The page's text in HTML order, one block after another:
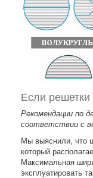
Если
Рекомендации по
соответствии с
Мы выяснили, что
который
Максимальная
эксплуатировать